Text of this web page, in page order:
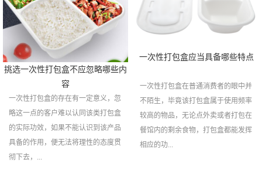
挑选一次性打包盒不应忽略哪些内
容
一次性打包盒的存在有一定意义，忽
略这一点的客户难以认同该类打包盒
的实际功效，如果不能认识到该产品
具备的作用，便无法将理性的态度贯
彻下去，...
一次性打包盒应当具备哪些特点
一次性打包盒在普通消费者的眼中并
不陌生，毕竟该打包盒属于使用频率
较高的物品，无论点外卖或者打包在
餐馆内的剩余食物，打包盒都能发挥
相应的功...